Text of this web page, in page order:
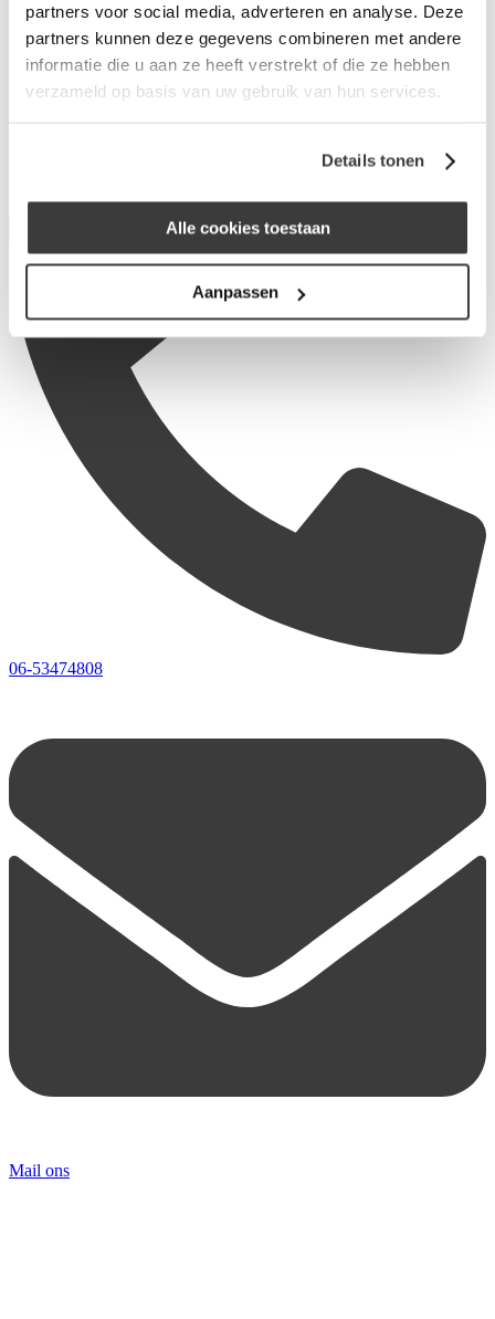
partners voor social media, adverteren en analyse. Deze
partners kunnen deze gegevens combineren met andere
informatie die u aan ze heeft verstrekt of die ze hebben
verzameld op basis van uw gebruik van hun services.
Details tonen
Alle cookies toestaan
Aanpassen
Inloggen
M.G.H. Geuzebroek - VAN
Twillert Verzeker.
3752CG Bunschoten-Spakenburg
06-53474808
Mail ons